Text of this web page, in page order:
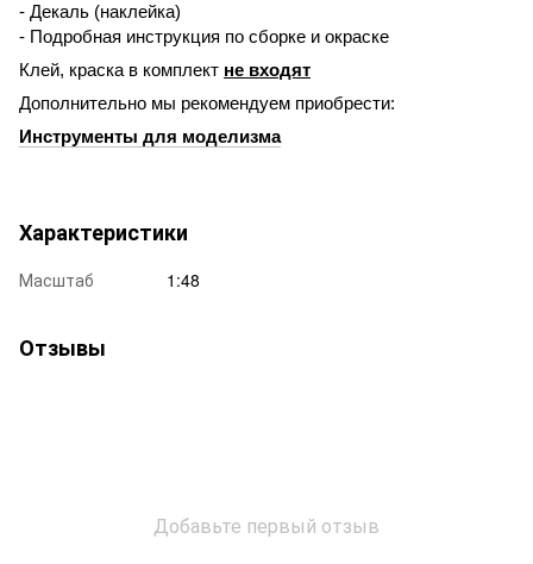
- Декаль (наклейка)
- Подробная инструкция по сборке и окраске
Клей, краска в комплект не входят
Дополнительно мы рекомендуем приобрести:
Инструменты для моделизма
Характеристики
Масштаб 1:48
Отзывы
Добавьте первый отзыв